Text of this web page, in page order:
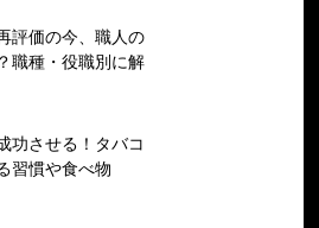
評価の今、職人の
職種・役職別に解
功させる！タバコ
習慣や食べ物